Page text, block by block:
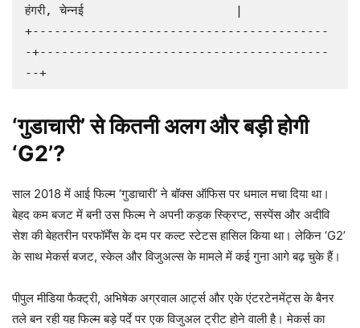
हंगरी, चेन्नई                     |
+-----------------------------------------
-+----------------------------------------
‘गुडाचारी’ से कितनी अलग और बड़ी होगी
‘G2’?
साल 2018 में आई फिल्म ‘गुडाचारी’ ने बॉक्स ऑफिस पर धमाल मचा दिया था।
बेहद कम बजट में बनी उस फिल्म ने अपनी कड़क स्क्रिप्ट, सस्पेंस और अदीवि
सेश की बेहतरीन परफॉर्मेंस के दम पर कल्ट स्टेटस हासिल किया था। लेकिन ‘G2’
के साथ मेकर्स बजट, स्केल और विजुअल्स के मामले में कई गुना आगे बढ़ चुके हैं।
पीपुल मीडिया फैक्ट्री, अभिषेक अग्रवाल आर्ट्स और एके एंटरटेनमेंट्स के बैनर
तले बन रही यह फिल्म बड़े पर्दे पर एक विजुअल ट्रीट होने वाली है। मेकर्स का